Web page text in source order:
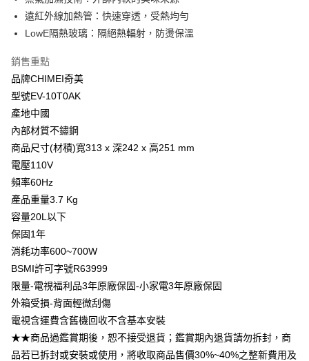
遠紅外線加熱管：快速穿透，受熱均勻
LowE隔熱玻璃：隔絕熱輻射，防燙保溫
銷售重點
品牌CHIMEI奇美
型號EV-10T0AK
產地中國
內部材質不鏽鋼
商品尺寸(材積)寬313 x 深242 x 高251 mm
電壓110V
頻率60Hz
產品重量3.7 Kg
容量20L以下
保固1年
消耗功率600~700W
BSMI許可字號R63999
限量-電視福利品3年原廠保固-小家電3年原廠保固
外箱受損-背面輕微刮傷
電視含運費含舊機回收不含基本安裝
★★商品過鑑賞期後，恕不接受退貨；鑑賞期內退貨請勿拆封，商
品若已拆封或安裝或使用，將收取商品售價30%~40%之整新費用及